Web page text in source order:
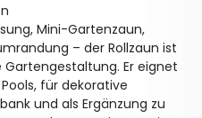
Mini-Gartenzaun,
– der Rollzaun ist
Er eignet
für dekorative
und als Ergänzung zu